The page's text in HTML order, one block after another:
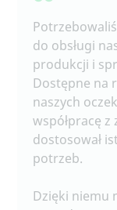
do obsługi
produkcji i
Dostępne na
naszych
współpracę z
dostosował
potrzeb.
Dzięki niemu